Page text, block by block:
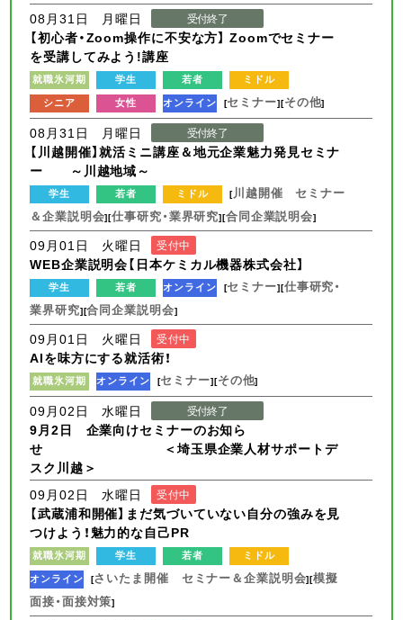
08月31日 月曜日 受付終了
【初心者・Zoom操作に不安な方】 Zoomでセミナー
を受講してみよう!講座
就職氷河期 学生 若者
ミドル
シニア
女性 オンライン [セミナー][その他]
08月31日 月曜日 受付終了
【川越開催】就活ミニ講座＆地元企業魅力発見セミナ
ー ～川越地域～
学生 若者 ミドル [川越開催 セミナー
＆企業説明会][仕事研究・業界研究][合同企業説明会]
09月01日 火曜日 受付中
WEB企業説明会【日本ケミカル機器株式会社】
学生 若者 オンライン [セミナー][仕事研究・
業界研究][合同企業説明会]
09月01日 火曜日 受付中
AIを味方にする就活術！
就職氷河期 オンライン [セミナー][その他]
09月02日 水曜日 受付終了
9月2日 企業向けセミナーのお知ら
せ ＜埼玉県企業人材サポートデ
スク川越＞
09月02日 水曜日
受付中
【武蔵浦和開催】まだ気づいていない自分の強みを見
つけよう！魅力的な自己PR
就職氷河期 学生 若者
ミドル
オンライン [さいたま開催 セミナー＆企業説明会][模擬
面接・面接対策]